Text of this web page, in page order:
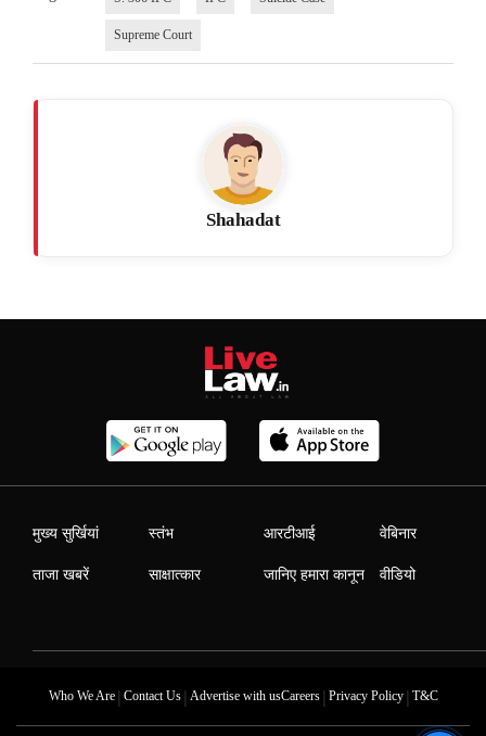
Supreme Court
Shahadat
मुख्य सुर्खियां
ताजा खबरें
स्तंभ
साक्षात्कार
आरटीआई
जानिए हमारा कानून
वेबिनार
वीडियो
Who We Are| Contact Us| Advertise with usCareers| Privacy Policy| T&C